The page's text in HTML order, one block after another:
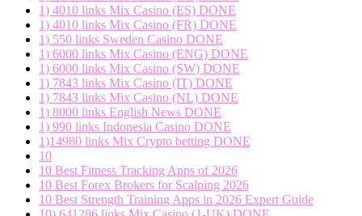
1) 4010 links Mix Casino (ES) DONE
1) 4010 links Mix Casino (FR) DONE
1) 550 links Sweden Casino DONE
1) 6000 links Mix Casino (ENG) DONE
1) 6000 links Mix Casino (SW) DONE
1) 7843 links Mix Casino (IT) DONE
1) 7843 links Mix Casino (NL) DONE
1) 8000 links English News DONE
1) 990 links Indonesia Casino DONE
1)14980 links Mix Crypto betting DONE
10
10 Best Fitness Tracking Apps of 2026
10 Best Forex Brokers for Scalping 2026
10 Best Strength Training Apps in 2026 Expert Guide